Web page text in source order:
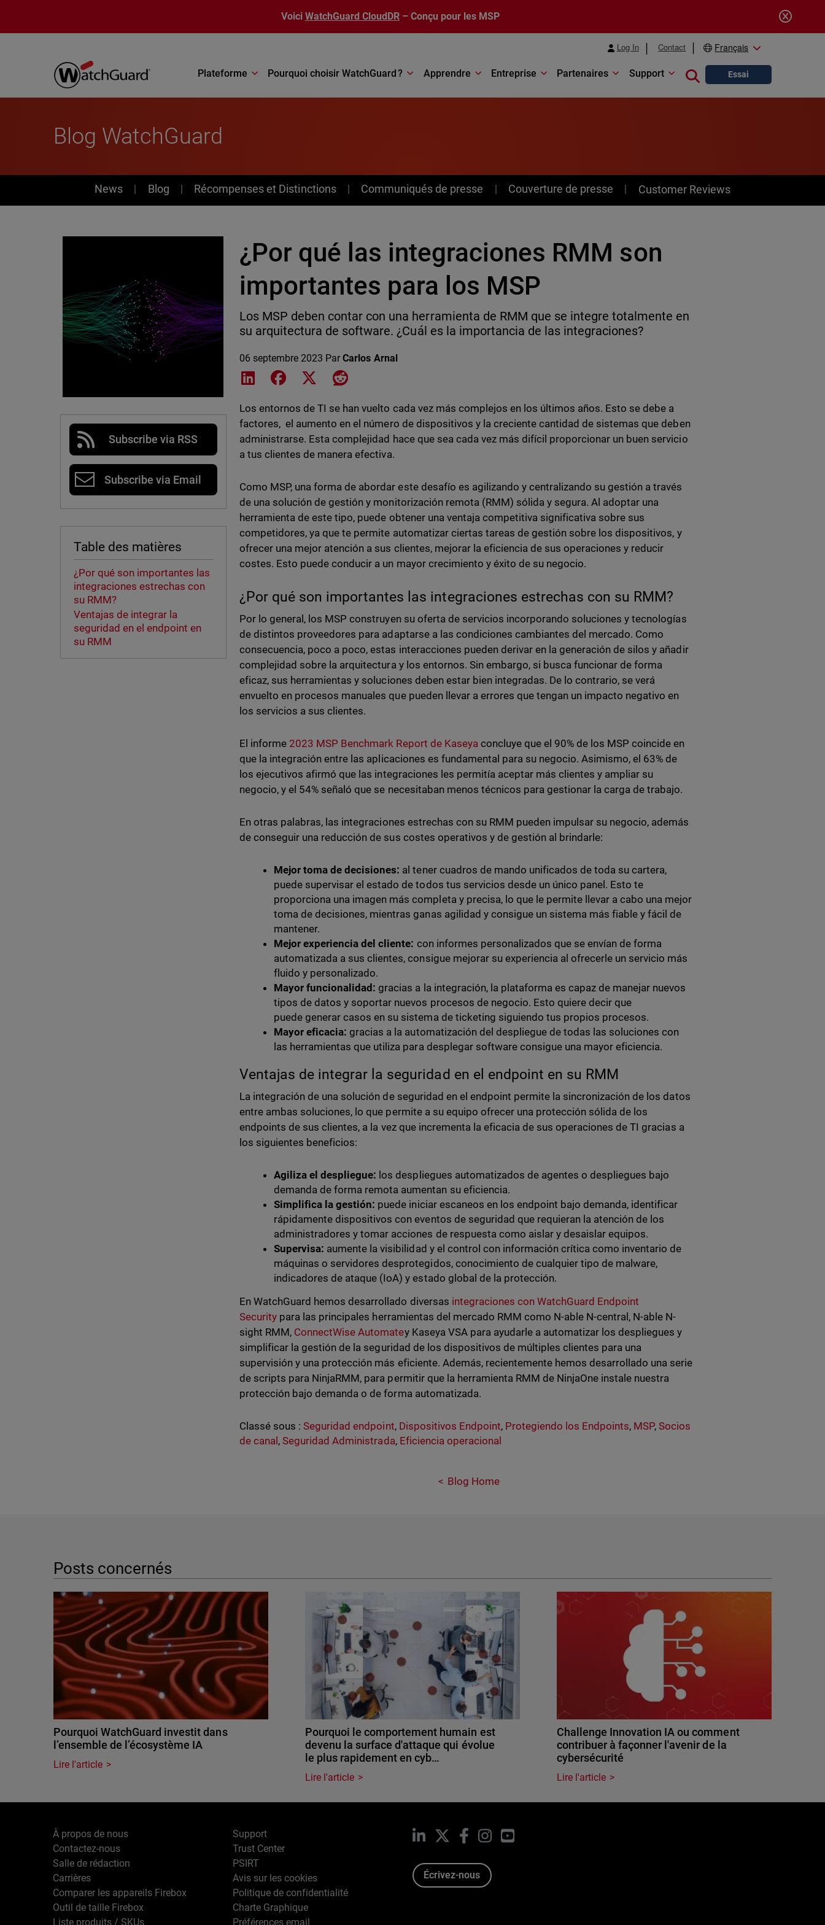
Voici WatchGuard CloudDR – Conçu pour les MSP
Log In Contact Français
Plateforme Pourquoi choisir WatchGuard ? Apprendre Entreprise Partenaires Support Close search
Essai
Blog WatchGuard
News
News Blog Récompenses et Distinctions Communiqués de presse Couverture de presse Customer Reviews
Subscribe via RSS
Subscribe via Email
Table des matières
¿Por qué son importantes las
integraciones estrechas con
su RMM?
Ventajas de integrar la
seguridad en el endpoint en
su RMM
¿Por qué las integraciones RMM son
importantes para los MSP
Los MSP deben contar con una herramienta de RMM que se integre totalmente en
su arquitectura de software. ¿Cuál es la importancia de las integraciones?
06 septembre 2023 ParCarlos Arnal
Share on LinkedIn
Share on Facebook
Share on XShare on Reddit
Los entornos de TI se han vuelto cada vez más complejos en los últimos años. Esto se debe a
factores, el aumento en el número de dispositivos y la creciente cantidad de sistemas que deben
administrarse. Esta complejidad hace que sea cada vez más difícil proporcionar un buen servicio
a tus clientes de manera efectiva.
Como MSP, una forma de abordar este desafío es agilizando y centralizando su gestión a través
de una solución de gestión y monitorización remota (RMM) sólida y segura. Al adoptar una
herramienta de este tipo, puede obtener una ventaja competitiva significativa sobre sus
competidores, ya que te permite automatizar ciertas tareas de gestión sobre los dispositivos, y
ofrecer una mejor atención a sus clientes, mejorar la eficiencia de sus operaciones y reducir
costes. Esto puede conducir a un mayor crecimiento y éxito de su negocio.
¿Por qué son importantes las integraciones estrechas con su RMM?
Por lo general, los MSP construyen su oferta de servicios incorporando soluciones y tecnologías
de distintos proveedores para adaptarse a las condiciones cambiantes del mercado. Como
consecuencia, poco a poco, estas interacciones pueden derivar en la generación de silos y añadir
complejidad sobre la arquitectura y los entornos. Sin embargo, si busca funcionar de forma
eficaz, sus herramientas y soluciones deben estar bien integradas. De lo contrario, se verá
envuelto en procesos manuales que pueden llevar a errores que tengan un impacto negativo en
los servicios a sus clientes.
El informe 2023 MSP Benchmark Report de Kaseyaconcluye que el 90% de los MSP coincide en
que la integración entre las aplicaciones es fundamental para su negocio. Asimismo, el 63% de
los ejecutivos afirmó que las integraciones les permitía aceptar más clientes y ampliar su
negocio, y el 54% señaló que se necesitaban menos técnicos para gestionar la carga de trabajo.
En otras palabras, las integraciones estrechas con su RMM pueden impulsar su negocio, además
de conseguir una reducción de sus costes operativos y de gestión al brindarle:
Mejor toma de decisiones: al tener cuadros de mando unificados de toda su cartera,
puede supervisar el estado de todos tus servicios desde un único panel. Esto te
proporciona una imagen más completa y precisa, lo que le permite llevar a cabo una mejor
toma de decisiones, mientras ganas agilidad y consigue un sistema más fiable y fácil de
mantener.
Mejor experiencia del cliente: con informes personalizados que se envían de forma
automatizada a sus clientes, consigue mejorar su experiencia al ofrecerle un servicio más
fluido y personalizado.
Mayor funcionalidad: gracias a la integración, la plataforma es capaz de manejar nuevos
tipos de datos y soportar nuevos procesos de negocio. Esto quiere decir que
puede generar casos en su sistema de ticketing siguiendo tus propios procesos.
Mayor eficacia: gracias a la automatización del despliegue de todas las soluciones con
las herramientas que utiliza para desplegar software consigue una mayor eficiencia.
Ventajas de integrar la seguridad en el endpoint en su RMM
La integración de una solución de seguridad en el endpoint permite la sincronización de los datos
entre ambas soluciones, lo que permite a su equipo ofrecer una protección sólida de los
endpoints de sus clientes, a la vez que incrementa la eficacia de sus operaciones de TI gracias a
los siguientes beneficios:
Agiliza el despliegue: los despliegues automatizados de agentes o despliegues bajo
demanda de forma remota aumentan su eficiencia.
Simplifica la gestión: puede iniciar escaneos en los endpoint bajo demanda, identificar
rápidamente dispositivos con eventos de seguridad que requieran la atención de los
administradores y tomar acciones de respuesta como aislar y desaislar equipos.
Supervisa: aumente la visibilidad y el control con información crítica como inventario de
máquinas o servidores desprotegidos, conocimiento de cualquier tipo de malware,
indicadores de ataque (IoA) y estado global de la protección.
En WatchGuard hemos desarrollado diversas integraciones con WatchGuard Endpoint
Security para las principales herramientas del mercado RMM como N-able N-central, N-able N-
sight RMM, ConnectWise Automatey Kaseya VSA para ayudarle a automatizar los despliegues y
simplificar la gestión de la seguridad de los dispositivos de múltiples clientes para una
supervisión y una protección más eficiente. Además, recientemente hemos desarrollado una serie
de scripts para NinjaRMM, para permitir que la herramienta RMM de NinjaOne instale nuestra
protección bajo demanda o de forma automatizada.
Classé sous : Seguridad endpoint, Dispositivos Endpoint, Protegiendo los Endpoints, MSP, Socios
de canal ,Seguridad Administrada, Eficiencia operacional
Blog Home
Posts concernés
Pourquoi WatchGuard investit dans
l’ensemble de l’écosystème IA
Lire l'article
Pourquoi le comportement humain est
devenu la surface d'attaque qui évolue
le plus rapidement en cyb…
Lire l'article
Challenge Innovation IA ou comment
contribuer à façonner l'avenir de la
cybersécurité
Lire l'article
À propos de nous
Contactez-nous
Salle de rédaction
Carrières
Comparer les appareils Firebox
Outil de taille Firebox
Liste produits / SKUs
Support
Trust Center
PSIRT
Avis sur les cookies
Politique de confidentialité
Charte Graphique
Préférences email
LinkedIn Facebook
InstagramYouTube
Écrivez-nous